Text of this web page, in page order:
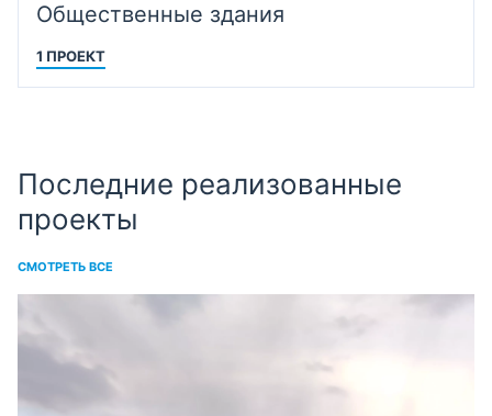
Общественные здания
1 ПРОЕКТ
Последние реализованные
проекты
СМОТРЕТЬ ВСЕ